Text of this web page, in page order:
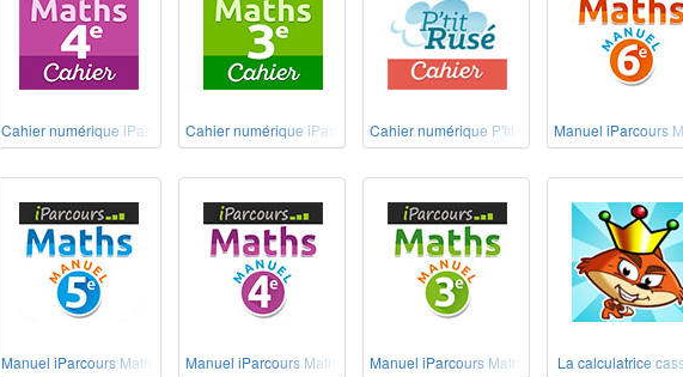
Cahier numérique iParcours Maths 4eCahier numérique iParcours Maths 3eCahier numérique P'tit Rusé Maths Cycle 3
Manuel iParcours
Manuel iParcours Maths 5e Manuel iParcours Maths 4e Manuel iParcours Maths 3e La calculatrice